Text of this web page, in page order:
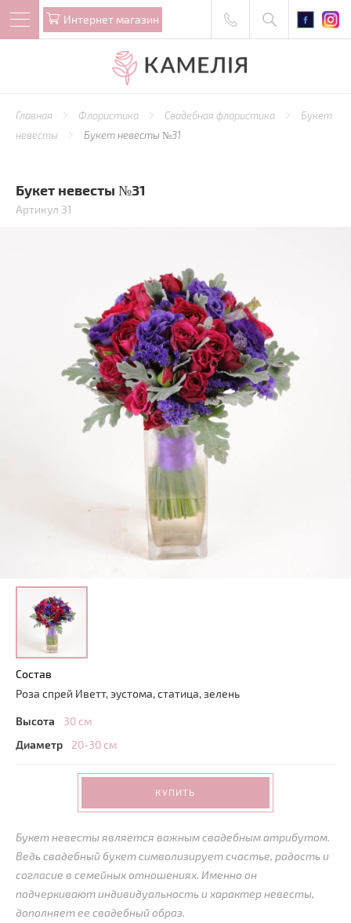
Интернет магазин
Главная Флористика Свадебная флористика
Букет
невесты
Букет невесты №31
Букет невесты №31
Артикул 31
Состав
Роза спрей Иветт, эустома, статица, зелень
Высота
30 см
Диаметр
20-30 см
КУПИТЬ
Букет невесты является важным свадебным атрибутом.
Ведь свадебный букет символизирует счастье, радость и
согласие в семейных отношениях. Именно он
подчеркивают индивидуальность и характер невесты,
дополняет ее свадебный образ.